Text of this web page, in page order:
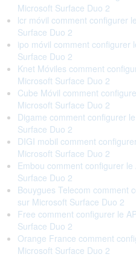
Microsoft Surface Duo 2
lcr móvil comment configurer
Surface Duo 2
ipo móvil comment configurer
Surface Duo 2
Knet Móviles comment
Microsoft Surface Duo 2
Cube Móvil comment
Microsoft Surface Duo 2
Digame comment configurer
Surface Duo 2
DIGI mobil comment
Microsoft Surface Duo 2
Embou comment configurer le
Surface Duo 2
Bouygues Telecom comment
sur Microsoft Surface Duo 2
Free comment configurer le
Surface Duo 2
Orange France comment
Microsoft Surface Duo 2